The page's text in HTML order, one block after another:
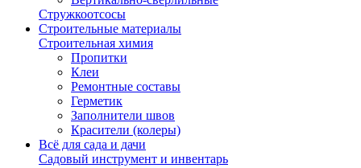
Стружкоотсосы
Строительные материалы
Строительная химия
Пропитки
Клеи
Ремонтные составы
Герметик
Заполнители швов
Красители (колеры)
Всё для сада и дачи
Садовый инструмент и инвентарь